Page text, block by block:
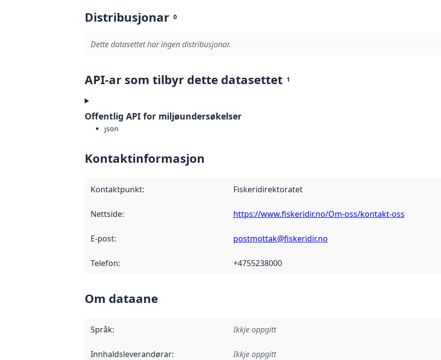
Distribusjonar 0
Dette datasettet har ingen distribusjonar.
API-ar som tilbyr dette datasettet 1
Offentlig API for miljøundersøkelser
json
Kontaktinformasjon
Kontaktpunkt: Fiskeridirektoratet
Nettside: https://www.fiskeridir.no/Om-oss/kontakt-oss
E-post: postmottak@fiskeridir.no
Telefon: +4755238000
Om dataane
Språk: Ikkje oppgitt
Innhaldsleverandørar: Ikkje oppgitt